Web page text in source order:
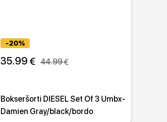
-20%
35.99 44.99
Bokseršorti DIESEL Set Of 3 Umbx-
Damien Gray/black/bordo